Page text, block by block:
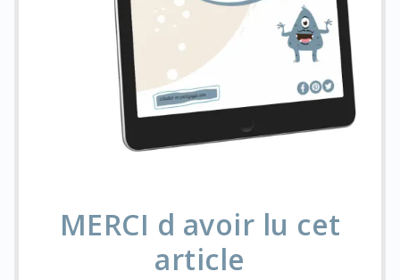
MERCI d avoir lu cet
article